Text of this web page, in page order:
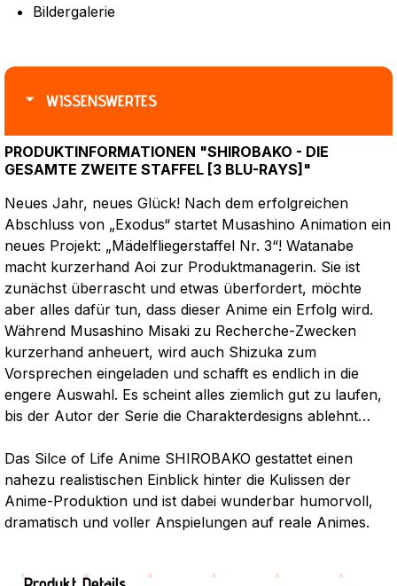
Bildergalerie
WISSENSWERTES
PRODUKTINFORMATIONEN "SHIROBAKO - DIE
GESAMTE ZWEITE STAFFEL [3 BLU-RAYS]"
Neues Jahr, neues Glück! Nach dem erfolgreichen
Abschluss von „Exodus“ startet Musashino Animation ein
neues Projekt: „Mädelfliegerstaffel Nr. 3“! Watanabe
macht kurzerhand Aoi zur Produktmanagerin. Sie ist
zunächst überrascht und etwas überfordert, möchte
aber alles dafür tun, dass dieser Anime ein Erfolg wird.
Während Musashino Misaki zu Recherche-Zwecken
kurzerhand anheuert, wird auch Shizuka zum
Vorsprechen eingeladen und schafft es endlich in die
engere Auswahl. Es scheint alles ziemlich gut zu laufen,
bis der Autor der Serie die Charakterdesigns ablehnt…
Das Silce of Life Anime SHIROBAKO gestattet einen
nahezu realistischen Einblick hinter die Kulissen der
Anime-Produktion und ist dabei wunderbar humorvoll,
dramatisch und voller Anspielungen auf reale Animes.